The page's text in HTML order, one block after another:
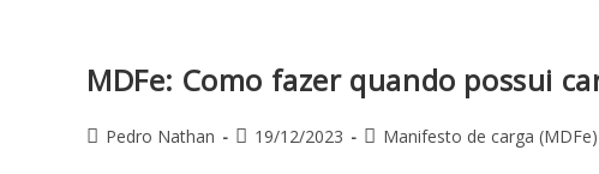
MDFe: Como fazer quando possui
Pedro Nathan 19/12/2023 Manifesto de carga (MDFe)